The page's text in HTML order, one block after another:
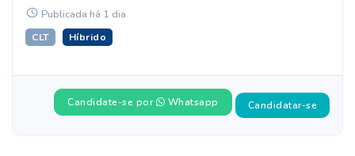
Publicada há 1 dia
CLT Híbrido
Candidate-se por Whatsapp Candidatar-se